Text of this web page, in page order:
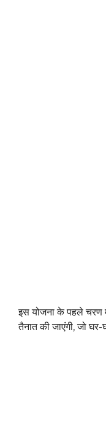
इस योजना के पहले चरण
तैनात की जाएंगी, जो